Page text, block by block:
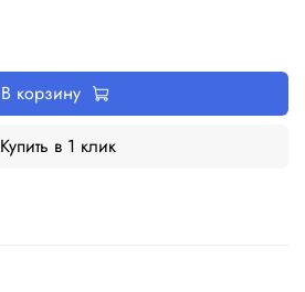
В корзину
Купить в 1 клик